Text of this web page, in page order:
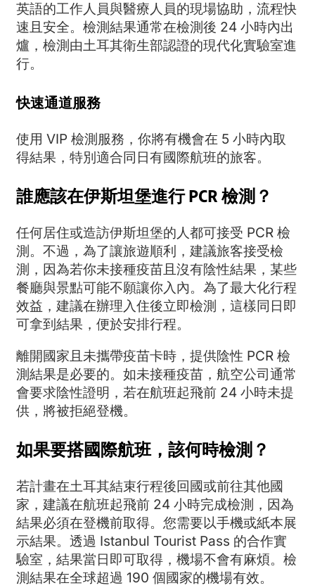
英語的工作人員與醫療人員的現場協助，流程快
速且安全。檢測結果通常在檢測後 24 小時內出
爐，檢測由土耳其衛生部認證的現代化實驗室進
行。
快速通道服務
使用 VIP 檢測服務，你將有機會在 5 小時內取
得結果，特別適合同日有國際航班的旅客。
誰應該在伊斯坦堡進行 PCR 檢測？
任何居住或造訪伊斯坦堡的人都可接受 PCR 檢
測。不過，為了讓旅遊順利，建議旅客接受檢
測，因為若你未接種疫苗且沒有陰性結果，某些
餐廳與景點可能不願讓你入內。為了最大化行程
效益，建議在辦理入住後立即檢測，這樣同日即
可拿到結果，便於安排行程。
離開國家且未攜帶疫苗卡時，提供陰性 PCR 檢
測結果是必要的。如未接種疫苗，航空公司通常
會要求陰性證明，若在航班起飛前 24 小時未提
供，將被拒絕登機。
如果要搭國際航班，該何時檢測？
若計畫在土耳其結束行程後回國或前往其他國
家，建議在航班起飛前 24 小時完成檢測，因為
結果必須在登機前取得。您需要以手機或紙本展
示結果。透過 Istanbul Tourist Pass 的合作實
驗室，結果當日即可取得，機場不會有麻煩。檢
測結果在全球超過 190 個國家的機場有效。